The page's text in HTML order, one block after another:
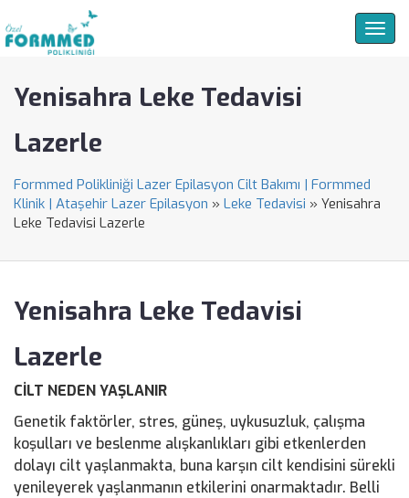
Yenisahra Leke Tedavisi
Lazerle
Formmed Polikliniği Lazer Epilasyon Cilt Bakımı | Formmed
Klinik | Ataşehir Lazer Epilasyon » Leke Tedavisi » Yenisahra
Leke Tedavisi Lazerle
Yenisahra Leke Tedavisi
Lazerle
CİLT NEDEN YAŞLANIR
Genetik faktörler, stres, güneş, uykusuzluk, çalışma
koşulları ve beslenme alışkanlıkları gibi etkenlerden
dolayı cilt yaşlanmakta, buna karşın cilt kendisini sürekli
yenileyerek yaşlanmanın etkilerini onarmaktadır. Belli